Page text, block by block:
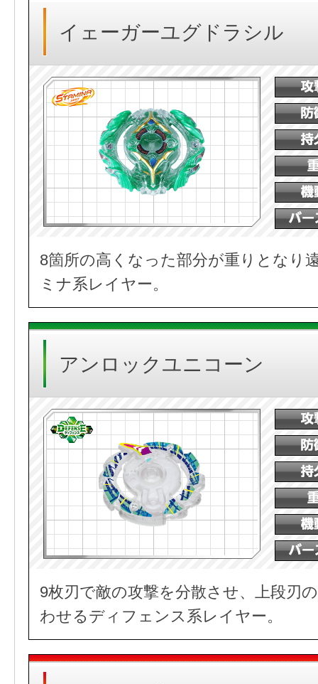
イェーガーユグドラシル
8箇所の高くなった部分が重りとなり
ミナ系レイヤー。
アンロックユニコーン
9枚刃で敵の攻撃を分散させ、上段刃
わせるディフェンス系レイヤー。